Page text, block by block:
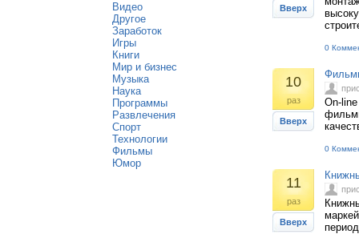
Видео
Другое
Заработок
Игры
Книги
Мир и бизнес
Музыка
Наука
Программы
Развлечения
Спорт
Технологии
Фильмы
Юмор
Вверх
0
10
раз
Вверх
On-
0
11
раз
Вверх